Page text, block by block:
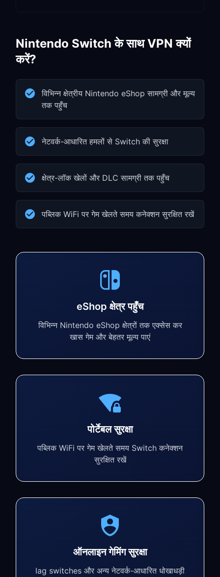
Nintendo Switch के साथ VPN क्यों
करें?
विभिन्न क्षेत्रीय Nintendo eShop सामग्री और मूल्य
तक पहुँच
नेटवर्क-आधारित हमलों से Switch की सुरक्षा
क्षेत्र-लॉक खेलों और DLC सामग्री तक पहुँच
पब्लिक WiFi पर गेम खेलते समय कनेक्शन सुरक्षित रखें
eShop क्षेत्र पहुँच
विभिन्न Nintendo eShop क्षेत्रों तक एक्सेस कर
खास गेम और बेहतर मूल्य पाएं
पोर्टेबल सुरक्षा
पब्लिक WiFi पर गेम खेलते समय Switch कनेक्शन
सुरक्षित रखें
ऑनलाइन गेमिंग सुरक्षा
lag switches और अन्य नेटवर्क-आधारित धोखाधड़ी